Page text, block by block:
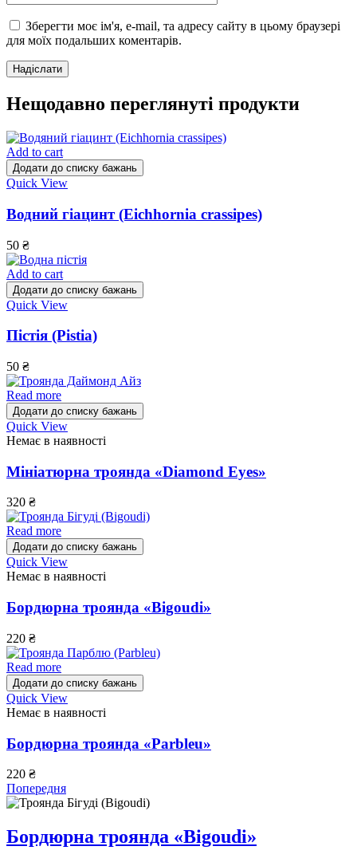
Зберегти моє ім'я, e-mail, та адресу сайту в цьому браузері
для моїх подальших коментарів.
Нещодавно переглянуті продукти
Add to cart
Додати до списку бажань
Quick View
Водний гіацинт (Eichhornia crassipes)
50 ₴
Add to cart
Додати до списку бажань
Quick View
Пістія (Pistia)
50 ₴
Read more
Додати до списку бажань
Quick View
Немає в наявності
Мініатюрна троянда «Diamond Eyes»
320 ₴
Read more
Додати до списку бажань
Quick View
Немає в наявності
Бордюрна троянда «Bigoudi»
220 ₴
Read more
Додати до списку бажань
Quick View
Немає в наявності
Бордюрна троянда «Parbleu»
220 ₴
Попередня
Бордюрна троянда «Bigoudi»